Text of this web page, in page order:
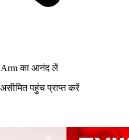
Arm का आनंद लें
पहुंच प्राप्त करें